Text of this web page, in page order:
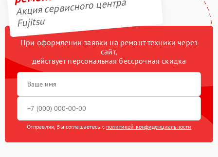
Акция сервисного центра
Fujitsu
При оформлении заявки на ремонт техники через
сайт,
действует персональная бессрочная скидка
Отправляя, Вы соглашаетесь с политикой конфиденциальности